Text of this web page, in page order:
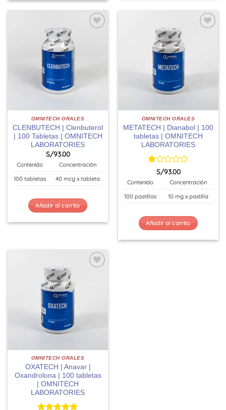
OMNITECH ORALES
CLENBUTECH | Clenbuterol
| 100 Tabletas | OMNITECH
LABORATORIES
S/93.00
Contenido
Concentración
100 tabletas
40 mcg x tableta
Añadir al carrito
OMNITECH ORALES
METATECH | Dianabol | 100
tabletas | OMNITECH
LABORATORIES
Valorado
con
1
de
S/93.00
Contenido
Concentración
100 pastillas
10 mg x pastilla
Añadir al carrito
OMNITECH ORALES
OXATECH | Anavar |
Oxandrolona | 100 tabletas
| OMNITECH
LABORATORIES